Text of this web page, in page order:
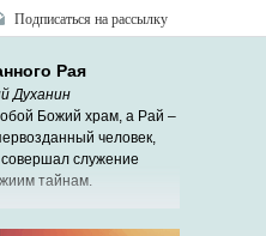
Подписаться на рассылку
Рая
Духанин
Божий храм, а Рай –
человек,
служение
тайнам.